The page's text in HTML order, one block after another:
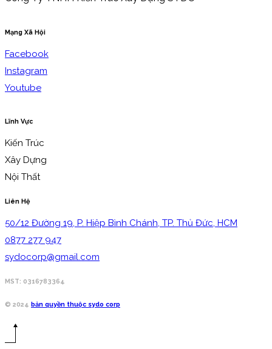
Mạng Xã Hội
Facebook
Instagram
Youtube
Lĩnh Vực
Kiến Trúc
Xây Dựng
Nội Thất
Liên Hệ
50/12 Đường 19, P. Hiệp Bình Chánh, TP. Thủ Đức, HCM
0877 277 947
sydocorp@gmail.com
MST: 0316783364
© 2024 bản quyền thuộc sydo corp